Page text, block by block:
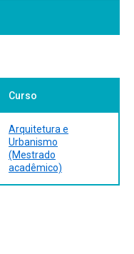
Curso
Arquitetura e
Urbanismo
(Mestrado
acadêmico)